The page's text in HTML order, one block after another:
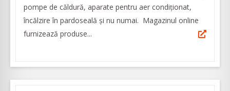
pompe de căldură, aparate pentru aer condiţionat,
încălzire în pardoseală şi nu numai. Magazinul online
furnizează produse...